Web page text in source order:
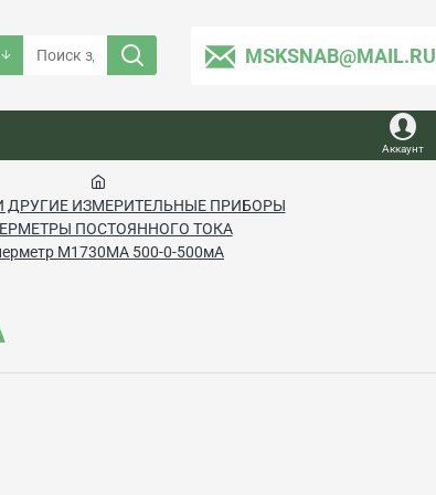
MSKSNAB@MAIL.RU
Аккаунт
ДРУГИЕ ИЗМЕРИТЕЛЬНЫЕ ПРИБОРЫ
ПОСТОЯННОГО ТОКА
М1730МА 500-0-500мА